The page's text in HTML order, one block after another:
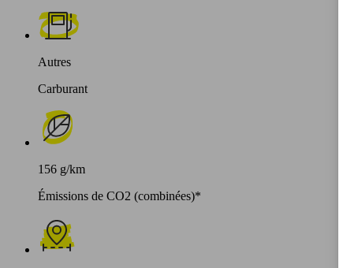
Autres
Carburant
156 g/km
Émissions de CO2 (combinées)*